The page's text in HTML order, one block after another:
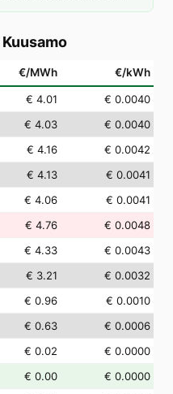
Kuusamo
€/MWh €/kWh
€ 4.01
€ 0.0040
€ 4.03
€ 0.0040
€ 4.16
€ 0.0042
€ 4.13
€ 0.0041
€ 4.06
€ 0.0041
€ 4.76
€ 0.0048
€ 4.33
€ 0.0043
€ 3.21
€ 0.0032
€ 0.96
€ 0.0010
€ 0.63
€ 0.0006
€ 0.02
€ 0.0000
€ 0.00
€ 0.0000